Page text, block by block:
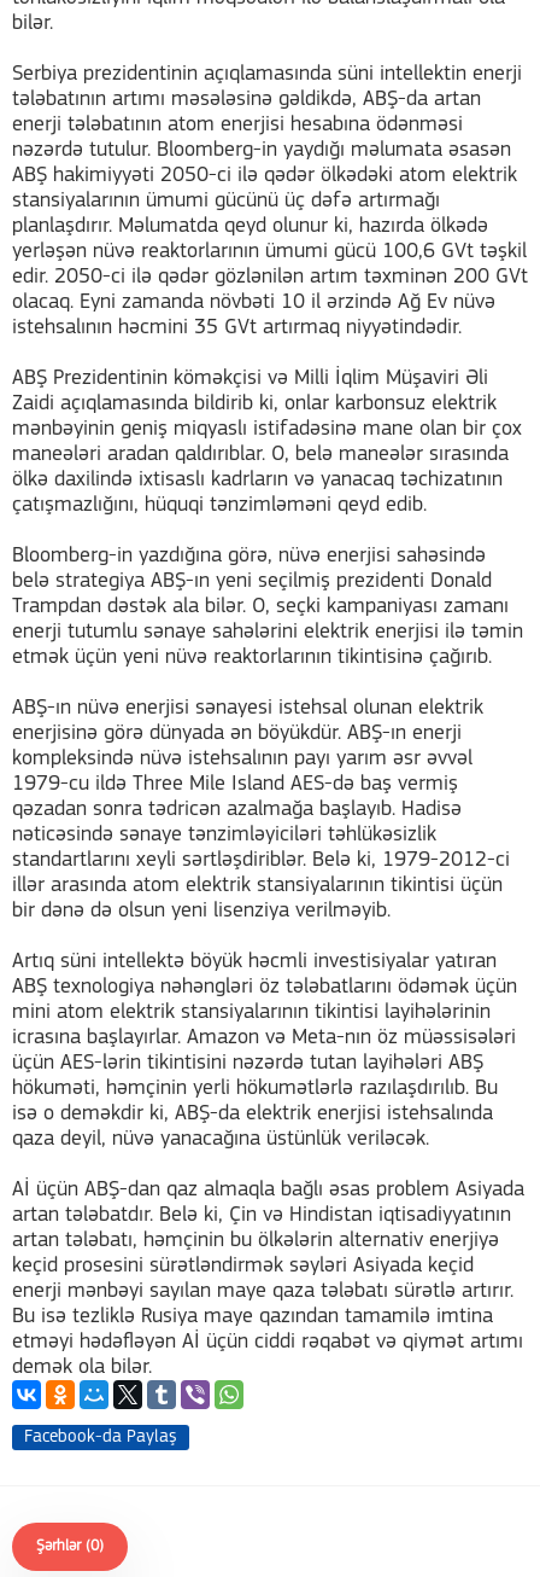
bilər.
Serbiya prezidentinin açıqlamasında süni intellektin enerji
tələbatının artımı məsələsinə gəldikdə, ABŞ-da artan
enerji tələbatının atom enerjisi hesabına ödənməsi
nəzərdə tutulur. Bloomberg-in yaydığı məlumata əsasən
ABŞ hakimiyyəti 2050-ci ilə qədər ölkədəki atom elektrik
stansiyalarının ümumi gücünü üç dəfə artırmağı
planlaşdırır. Məlumatda qeyd olunur ki, hazırda ölkədə
yerləşən nüvə reaktorlarının ümumi gücü 100,6 GVt təşkil
edir. 2050-ci ilə qədər gözlənilən artım təxminən 200 GVt
olacaq. Eyni zamanda növbəti 10 il ərzində Ağ Ev nüvə
istehsalının həcmini 35 GVt artırmaq niyyətindədir.
ABŞ Prezidentinin köməkçisi və Milli İqlim Müşaviri Əli
Zaidi açıqlamasında bildirib ki, onlar karbonsuz elektrik
mənbəyinin geniş miqyaslı istifadəsinə mane olan bir çox
maneələri aradan qaldırıblar. O, belə maneələr sırasında
ölkə daxilində ixtisaslı kadrların və yanacaq təchizatının
çatışmazlığını, hüquqi tənzimləməni qeyd edib.
Bloomberg-in yazdığına görə, nüvə enerjisi sahəsində
belə strategiya ABŞ-ın yeni seçilmiş prezidenti Donald
Trampdan dəstək ala bilər. O, seçki kampaniyası zamanı
enerji tutumlu sənaye sahələrini elektrik enerjisi ilə təmin
etmək üçün yeni nüvə reaktorlarının tikintisinə çağırıb.
ABŞ-ın nüvə enerjisi sənayesi istehsal olunan elektrik
enerjisinə görə dünyada ən böyükdür. ABŞ-ın enerji
kompleksində nüvə istehsalının payı yarım əsr əvvəl
1979-cu ildə Three Mile Island AES-də baş vermiş
qəzadan sonra tədricən azalmağa başlayıb. Hadisə
nəticəsində sənaye tənzimləyiciləri təhlükəsizlik
standartlarını xeyli sərtləşdiriblər. Belə ki, 1979-2012-ci
illər arasında atom elektrik stansiyalarının tikintisi üçün
bir dənə də olsun yeni lisenziya verilməyib.
Artıq süni intellektə böyük həcmli investisiyalar yatıran
ABŞ texnologiya nəhəngləri öz tələbatlarını ödəmək üçün
mini atom elektrik stansiyalarının tikintisi layihələrinin
icrasına başlayırlar. Amazon və Meta-nın öz müəssisələri
üçün AES-lərin tikintisini nəzərdə tutan layihələri ABŞ
hökuməti, həmçinin yerli hökumətlərlə razılaşdırılıb. Bu
isə o deməkdir ki, ABŞ-da elektrik enerjisi istehsalında
qaza deyil, nüvə yanacağına üstünlük veriləcək.
Aİ üçün ABŞ-dan qaz almaqla bağlı əsas problem Asiyada
artan tələbatdır. Belə ki, Çin və Hindistan iqtisadiyyatının
artan tələbatı, həmçinin bu ölkələrin alternativ enerjiyə
keçid prosesini sürətləndirmək səyləri Asiyada keçid
enerji mənbəyi sayılan maye qaza tələbatı sürətlə artırır.
Bu isə tezliklə Rusiya maye qazından tamamilə imtina
etməyi hədəfləyən Aİ üçün ciddi rəqabət və qiymət artımı
demək ola bilər.
Facebook-da Paylaş
Şərhlər (0)